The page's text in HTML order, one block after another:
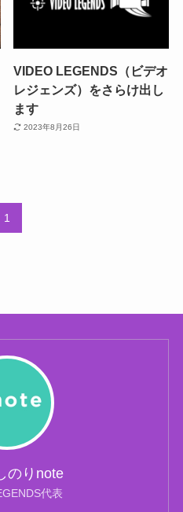
VIDEO LEGENDS（ビデオ
レジェンズ）をさらけ出し
ます
2023年8月26日
1
のりnote
代表